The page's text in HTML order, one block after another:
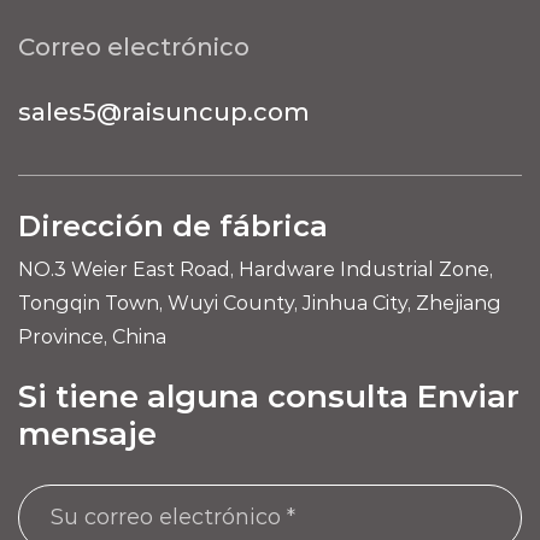
Correo electrónico
sales5@raisuncup.com
Dirección de fábrica
NO.3 Weier East Road, Hardware Industrial Zone,
Tongqin Town, Wuyi County, Jinhua City, Zhejiang
Province, China
Si tiene alguna consulta Enviar
mensaje